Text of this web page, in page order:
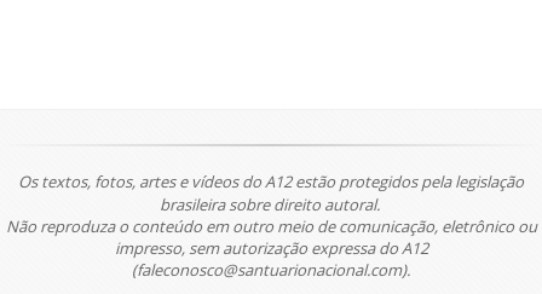
Os textos, fotos, artes e vídeos do A12 estão protegidos pela legislação
brasileira sobre direito autoral.
Não reproduza o conteúdo em outro meio de comunicação, eletrônico ou
impresso, sem autorização expressa do A12
(faleconosco@santuarionacional.com).